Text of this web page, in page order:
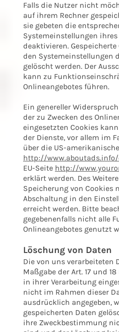
Falls die Nutzer nicht
auf ihrem Rechner
sie gebeten die
Systemeinstellungen ihres
deaktivieren.
den Systemeinstellungen
gelöscht werden. Der
kann zu
Onlineangebotes führen.
Ein genereller
der zu Zwecken des
eingesetzten Cookies
der Dienste, vor allem im
über die US-
http://
EU-Seite http://
erklärt werden. Des
Speicherung von Cookies
Abschaltung in den
erreicht werden. Bitte
gegebenenfalls nicht alle
Onlineangebotes genutzt
Löschung von Daten
Die von uns verarbeiteten
Maßgabe der Art. 17 und
in ihrer Verarbeitung
nicht im Rahmen dieser
ausdrücklich angegeben,
gespeicherten Daten
ihre Zweckbestimmung